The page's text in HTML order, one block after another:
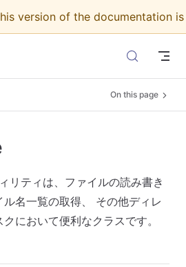
version of the documentation
On this page
リティは、ファイルの読み書き
名一覧の取得、 その他ディレ
において便利なクラスです。